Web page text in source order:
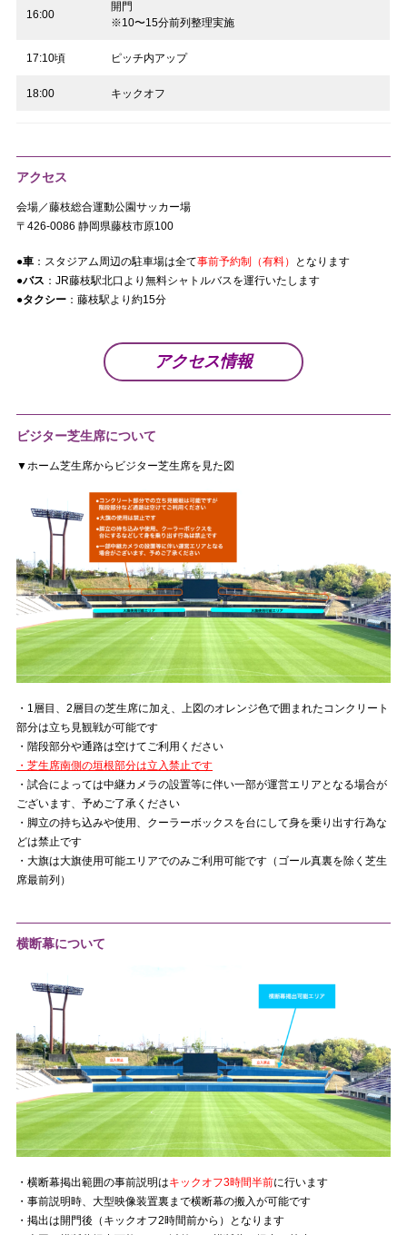
16:00
開門
※10〜15分前列整理実施
17:10頃 ピッチ内アップ
18:00 キックオフ
アクセス
会場／藤枝総合運動公園サッカー場
〒426-0086 静岡県藤枝市原100
●車 ：スタジアム周辺の駐車場は全て事前予約制（有料）
となります
●バス ：JR藤枝駅北口より無料シャトルバスを運行いたします
●タクシー ：藤枝駅より約15分
アクセス情報
ビジター芝生席について
▼ホーム芝生席からビジター芝生席を見た図
・1層目、2層目の芝生席に加え、上図のオレンジ色で囲まれたコンクリート
部分は立ち見観戦が可能です
・階段部分や通路は空けてご利用ください
・芝生席南側の垣根部分は立入禁止です
・試合によっては中継カメラの設置等に伴い一部が運営エリアとなる場合が
ございます、予めご了承ください
・脚立の持ち込みや使用、クーラーボックスを台にして身を乗り出す行為な
どは禁止です
・大旗は大旗使用可能エリアでのみご利用可能です（ゴール真裏を除く芝生
席最前列）
横断幕について
・横断幕掲出範囲の事前説明はキックオフ3時間半前に行います
・事前説明時、大型映像装置裏まで横断幕の搬入が可能です
・掲出は開門後（キックオフ2時間前から）となります